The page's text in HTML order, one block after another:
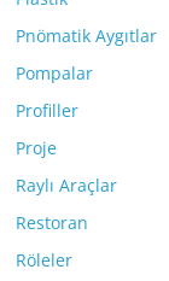
Pnömatik Aygıtlar
Pompalar
Profiller
Proje
Raylı Araçlar
Restoran
Röleler